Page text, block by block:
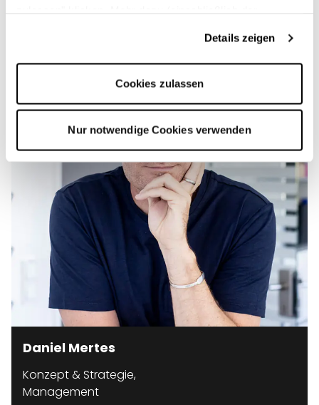
Datenschutzerklärung—
Impressum.
Details zeigen
Cookies zulassen
Nur notwendige Cookies verwenden
Daniel Mertes
Konzept & Strategie,
Management